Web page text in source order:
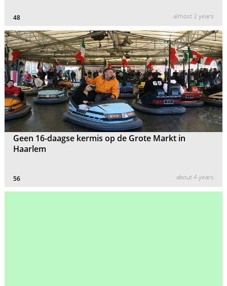
48 almost 2 years
Geen 16-daagse kermis op de Grote Markt in
Haarlem
56 about 4 years